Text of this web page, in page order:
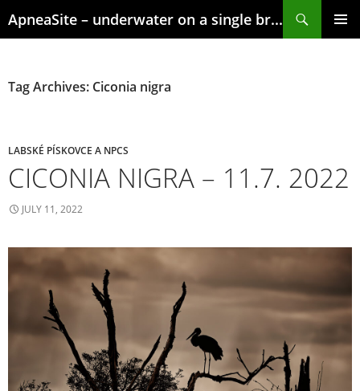
to
ApneaSite – underwater on a single breath
Tag Archives: Ciconia nigra
LABSKÉ PÍSKOVCE A NPCS
CICONIA NIGRA – 11.7. 2022
JULY 11, 2022